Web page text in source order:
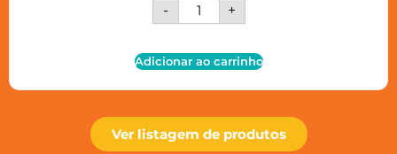
- +
Adicionar ao carrinho
Ver listagem de produtos